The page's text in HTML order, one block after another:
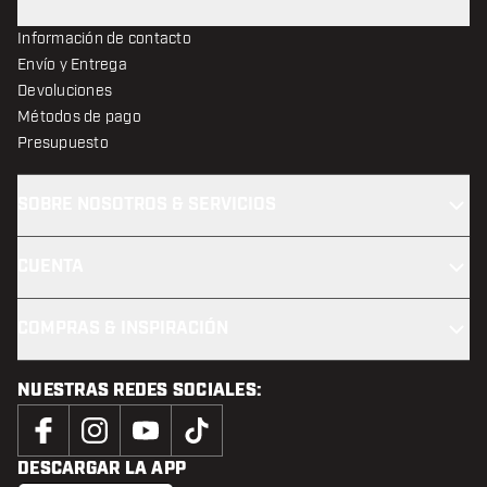
Información de contacto
Envío y Entrega
Devoluciones
Métodos de pago
Presupuesto
NUESTRAS REDES SOCIALES:
DESCARGAR LA APP